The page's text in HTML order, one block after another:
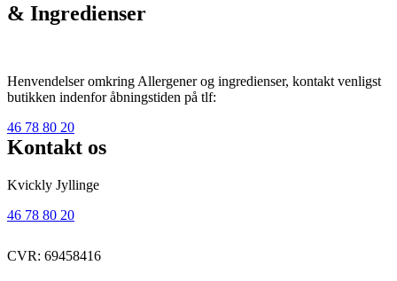
& Ingredienser
Henvendelser omkring Allergener og ingredienser, kontakt venligst
butikken indenfor åbningstiden på tlf:
46 78 80 20
Kontakt os
Kvickly Jyllinge
46 78 80 20
CVR: 69458416